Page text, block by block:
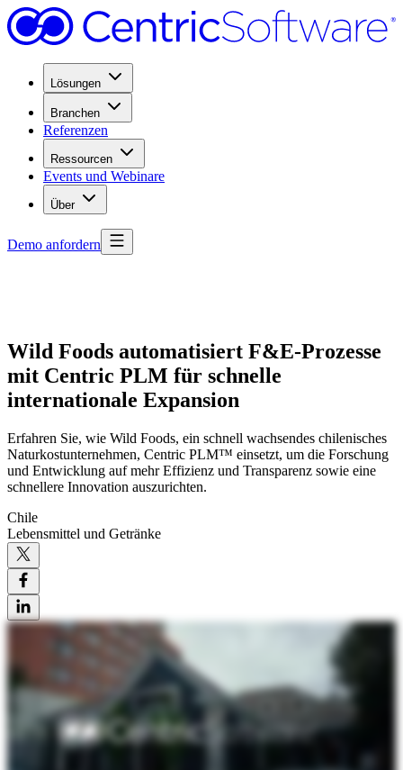
Lösungen
Branchen
Referenzen
Ressourcen
Events und Webinare
Über
Demo anfordern
Wild Foods automatisiert F&E-Prozesse
mit Centric PLM für schnelle
internationale Expansion
Erfahren Sie, wie Wild Foods, ein schnell wachsendes chilenisches
Naturkostunternehmen, Centric PLM™ einsetzt, um die Forschung
und Entwicklung auf mehr Effizienz und Transparenz sowie eine
schnellere Innovation auszurichten.
Chile
Lebensmittel und Getränke